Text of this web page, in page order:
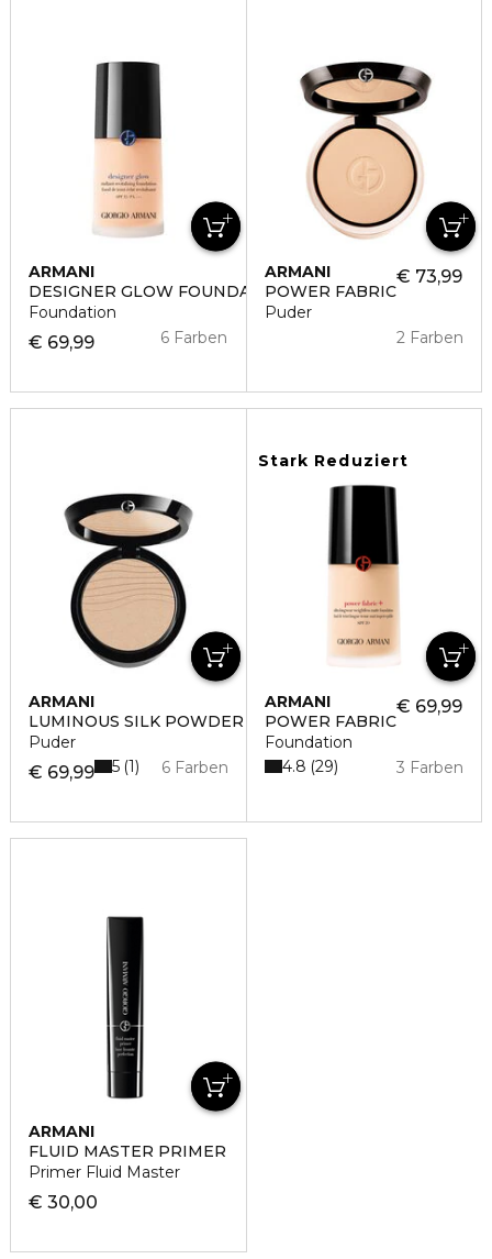
ARMANI
DESIGNER GLOW FOUNDATION
Foundation
€ 69,99 6 Farben
ARMANI
POWER FABRIC
Puder
€ 73,99
2 Farben
ARMANI
LUMINOUS SILK POWDER COMPACT
Puder
€ 69,99 6 Farben
5 1
Stark Reduziert
ARMANI
POWER FABRIC
Foundation
€ 69,99
3 Farben
4.8 29
ARMANI
FLUID MASTER PRIMER
Primer Fluid Master
€ 30,00